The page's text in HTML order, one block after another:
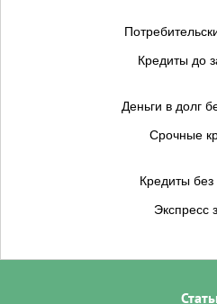
Кредиты до
Деньги в долг
Срочные
Кредиты без
Экспресс